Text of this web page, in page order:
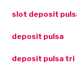
slot deposit
deposit pulsa
deposit pulsa tri